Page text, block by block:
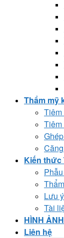
Thẩm mỹ
Kiến thức
Lưu
Tài
HÌNH
Liên hệ